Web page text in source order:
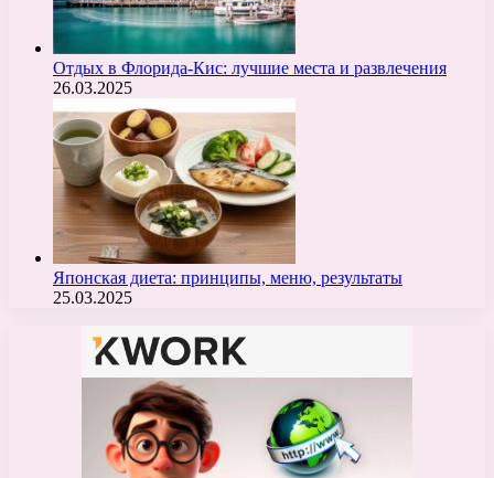
Отдых в Флорида-Кис: лучшие места и развлечения
26.03.2025
Японская диета: принципы, меню, результаты
25.03.2025